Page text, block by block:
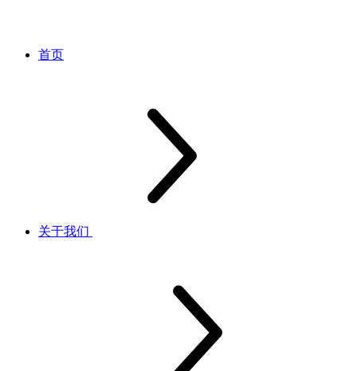
首页
关于我们